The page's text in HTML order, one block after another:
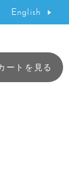
English
ートを見る